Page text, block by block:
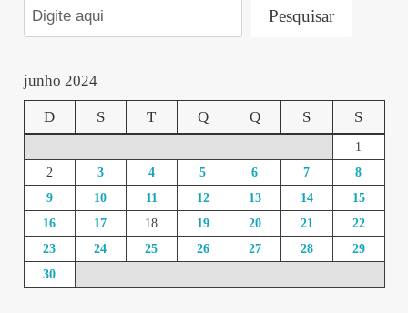
Pesquisar
junho 2024
D S T Q Q S S
1
2
3 4 5 6 7
8
9
10 11 12 13 14
15
16
17 18 19 20 21
22
23
24 25 26 27 28
29
30